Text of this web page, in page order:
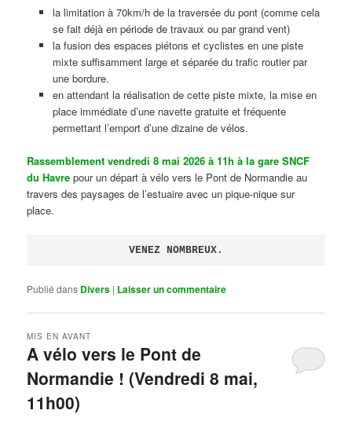
la limitation à 70km/h de la traversée du pont (comme cela
se fait déjà en période de travaux ou par grand vent)
la fusion des espaces piétons et cyclistes en une piste
mixte suffisamment large et séparée du trafic routier par
une bordure.
en attendant la réalisation de cette piste mixte, la mise en
place immédiate d’une navette gratuite et fréquente
permettant l’emport d’une dizaine de vélos.
Rassemblement vendredi 8 mai 2026 à 11h à la gare SNCF
du Havre pour un départ à vélo vers le Pont de Normandie au
travers des paysages de l’estuaire avec un pique-nique sur
place.
VENEZ NOMBREUX.
Publié dans Divers | Laisser un commentaire
A vélo vers le Pont de
Normandie ! (Vendredi 8 mai,
11h00)
MIS EN AVANT